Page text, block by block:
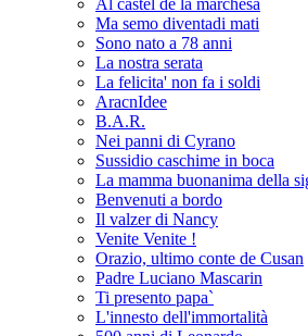
Al castel de la marchesa
Ma semo diventadi mati
Sono nato a 78 anni
La nostra serata
La felicita' non fa i soldi
AracnIdee
B.A.R.
Nei panni di Cyrano
Sussidio caschime in boca
La mamma buonanima della
Benvenuti a bordo
Il valzer di Nancy
Venite Venite !
Orazio, ultimo conte de Cusan
Padre Luciano Mascarin
Ti presento papa`
L'innesto dell'immortalità